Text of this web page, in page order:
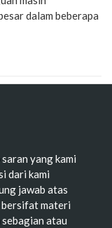
dalam beberapa
yang kami
dari kami
jawab atas
bersifat materi
atau